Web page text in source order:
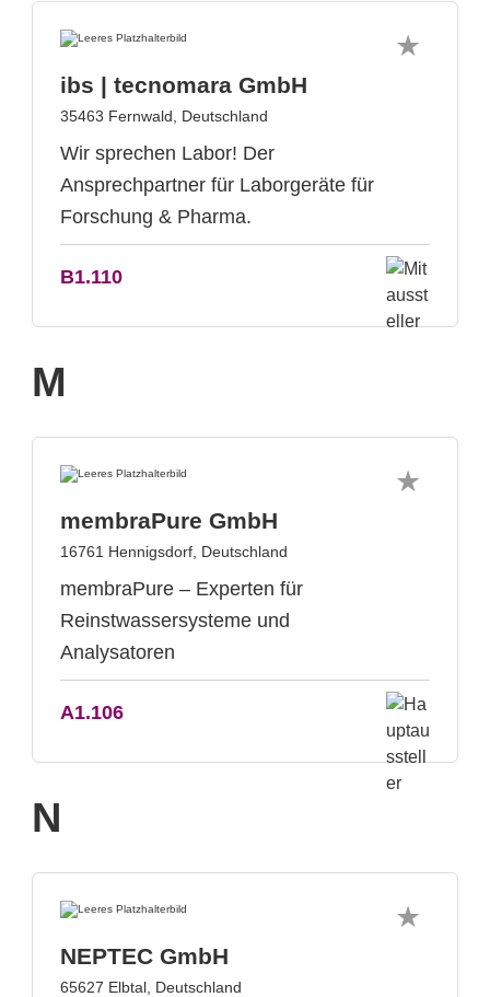
ibs | tecnomara GmbH
35463 Fernwald, Deutschland
Wir sprechen Labor! Der
Ansprechpartner für Laborgeräte für
Forschung & Pharma.
B1.110
M
membraPure GmbH
16761 Hennigsdorf, Deutschland
membraPure – Experten für
Reinstwassersysteme und
Analysatoren
A1.106
N
NEPTEC GmbH
65627 Elbtal, Deutschland